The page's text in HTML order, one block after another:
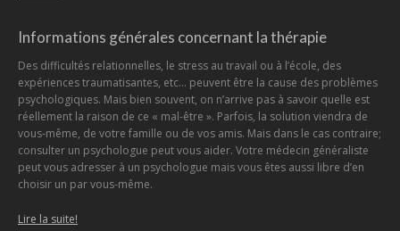
Informations générales concernant la thérapie
Des difficultés relationnelles, le stress au travail ou à l’école, des
expériences traumatisantes, etc… peuvent être la cause des problèmes
psychologiques. Mais bien souvent, on n’arrive pas à savoir quelle est
réellement la raison de ce « mal-être ». Parfois, la solution viendra de
vous-même, de votre famille ou de vos amis. Mais dans le cas contraire;
consulter un psychologue peut vous aider. Votre médecin généraliste
peut vous adresser à un psychologue mais vous êtes aussi libre d’en
choisir un par vous-même.
Lire la suite!